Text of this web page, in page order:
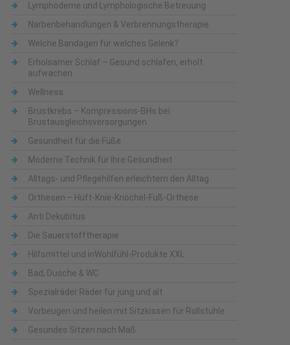
Lymphödeme und Lymphologische Betreuung
Narbenbehandlungen & Verbrennungstherapie
Welche Bandagen für welches Gelenk?
Erholsamer Schlaf – Gesund schlafen, erholt
aufwachen
Wellness
Brustkrebs – Kompressions-BHs bei
Brustausgleichsversorgungen
Gesundheit für die Füße
Moderne Technik für Ihre Gesundheit
Alltags- und Pflegehilfen erleichtern den Alltag
Orthesen – Hüft-Knie-Knöchel-Fuß-Orthese
Anti Dekubitus
Die Sauerstofftherapie
Hilfsmittel und inWohlfühl-Produkte XXL
Bad, Dusche & WC
Spezialräder Räder für jung und alt
Vorbeugen und heilen mit Sitzkissen für Rollstühle
Gesundes Sitzen nach Maß